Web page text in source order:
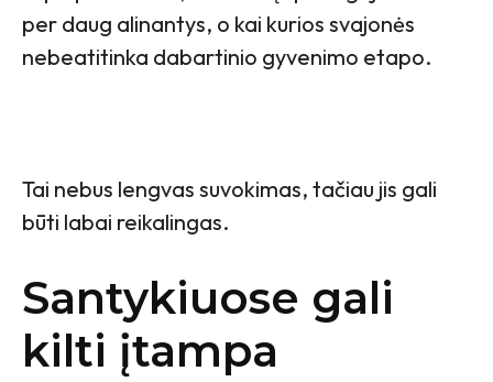
per daug alinantys, o kai kurios svajonės
nebeatitinka dabartinio gyvenimo etapo.
Tai nebus lengvas suvokimas, tačiau jis gali
būti labai reikalingas.
Santykiuose gali
kilti įtampa